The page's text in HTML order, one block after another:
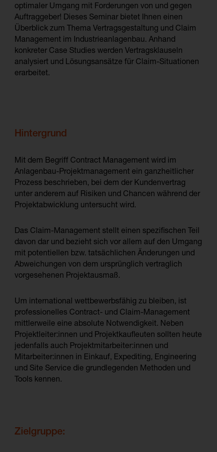
optimaler Umgang mit Forderungen von und gegen
Auftraggeber! Dieses Seminar bietet Ihnen einen
Überblick zum Thema Vertragsgestaltung und Claim
Management im Industrieanlagenbau. Anhand
konkreter Case Studies werden Vertragsklauseln
analysiert und Lösungsansätze für Claim-Situationen
erarbeitet.
Hintergrund
Mit dem Begriff Contract Management wird im
Anlagenbau-Projektmanagement ein ganzheitlicher
Prozess beschrieben, bei dem der Kundenvertrag
unter anderem auf Risiken und Chancen während der
Projektabwicklung untersucht wird.
Das Claim-Management stellt einen spezifischen Teil
davon dar und bezieht sich vor allem auf den Umgang
mit potentiellen bzw. tatsächlichen Änderungen und
Abweichungen von dem ursprünglich vertraglich
vorgesehenen Projektausmaß.
Um international wettbewerbsfähig zu bleiben, ist
professionelles Contract- und Claim-Management
mittlerweile eine absolute Notwendigkeit. Neben
Projektleiter:innen und Projektkaufleuten sollten heute
jedenfalls auch Projektmitarbeiter:innen und
Mitarbeiter:innen in Einkauf, Expediting, Engineering
und Site Service die grundlegenden Methoden und
Tools kennen.
Zielgruppe: